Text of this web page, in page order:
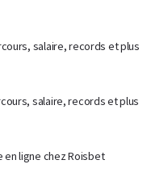
salaire, records et plus
salaire, records et plus
ligne chez Roisbet